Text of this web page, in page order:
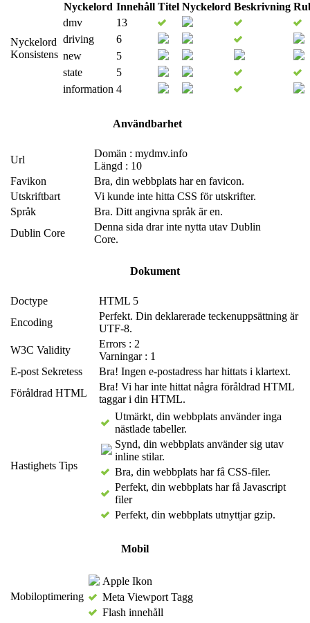
Nyckelord
Konsistens
Nyckelord Innehåll Titel Nyckelord Beskrivning
dmv
13
driving
6
new
5
state
5
information 4
Användbarhet
Url
Domän : mydmv.info
Längd : 10
Favikon
Bra, din webbplats har en favicon.
Utskriftbart
Vi kunde inte hitta CSS för utskrifter.
Språk
Bra. Ditt angivna språk är en.
Dublin Core
Denna sida drar inte nytta utav Dublin
Core.
Dokument
Doctype
HTML 5
Encoding
Perfekt. Din deklarerade teckenuppsättning är
UTF-8.
W3C Validity
Errors : 2
Varningar : 1
E-post Sekretess
Bra! Ingen e-postadress har hittats i klartext.
Föråldrad HTML
Bra! Vi har inte hittat några föråldrad HTML
taggar i din HTML.
Hastighets Tips
Utmärkt, din webbplats använder inga
nästlade tabeller.
Synd, din webbplats använder sig utav
inline stilar.
Bra, din webbplats har få CSS-filer.
Perfekt, din webbplats har få Javascript
filer
Perfekt, din webbplats utnyttjar gzip.
Mobil
Mobiloptimering
Apple Ikon
Meta Viewport Tagg
Flash innehåll